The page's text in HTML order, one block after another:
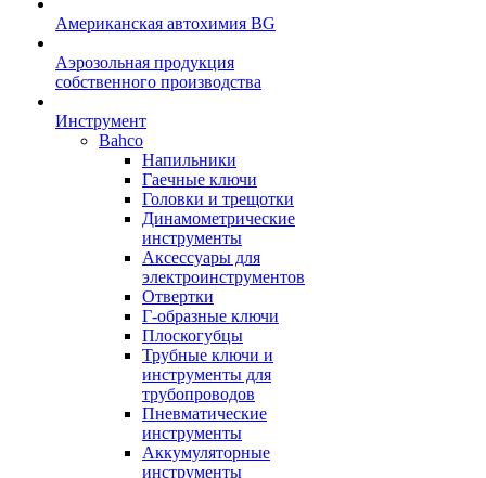
Американская автохимия BG
Аэрозольная продукция
собственного производства
Инструмент
Bahco
Напильники
Гаечные ключи
Головки и трещотки
Динамометрические
инструменты
Аксессуары для
электроинструментов
Отвертки
Г-образные ключи
Плоскогубцы
Трубные ключи и
инструменты для
трубопроводов
Пневматические
инструменты
Аккумуляторные
инструменты